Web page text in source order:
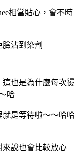
相當貼心，會不時
沾到染劑
也是為什麼每次燙
哈
是等待啦～～哈哈
說也會比較放心